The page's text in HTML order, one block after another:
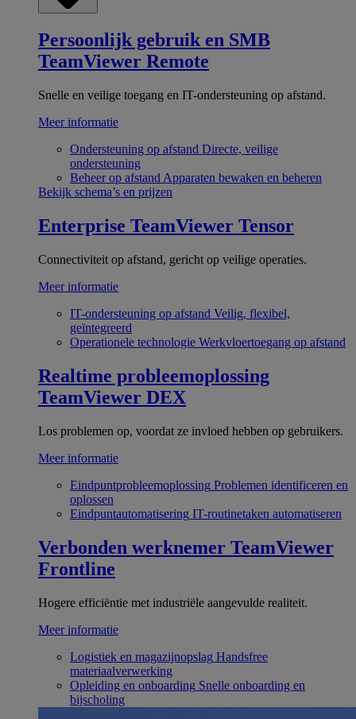
Persoonlijk gebruik en SMB
TeamViewer Remote
Snelle en veilige toegang en IT-ondersteuning op afstand.
Meer informatie
Ondersteuning op afstand Directe, veilige
ondersteuning
Beheer op afstand Apparaten bewaken en beheren
Bekijk schema’s en prijzen
Enterprise TeamViewer Tensor
Connectiviteit op afstand, gericht op veilige operaties.
Meer informatie
IT-ondersteuning op afstand Veilig, flexibel,
geïntegreerd
Operationele technologie Werkvloertoegang op afstand
Realtime probleemoplossing
TeamViewer DEX
Los problemen op, voordat ze invloed hebben op gebruikers.
Meer informatie
Eindpuntprobleemoplossing Problemen identificeren en
oplossen
Eindpuntautomatisering IT-routinetaken automatiseren
Verbonden werknemer TeamViewer
Frontline
Hogere efficiëntie met industriële aangevulde realiteit.
Meer informatie
Logistiek en magazijnopslag Handsfree
materiaalverwerking
Opleiding en onboarding Snelle onboarding en
bijscholing